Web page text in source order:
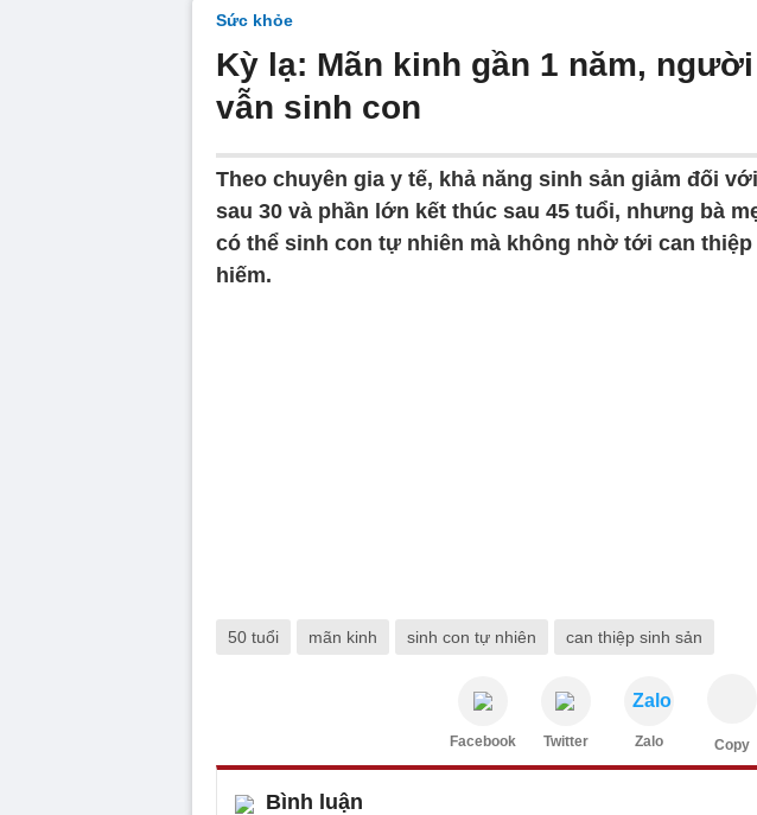
Sức khỏe
Kỳ lạ: Mãn kinh gần 1 năm,
vẫn sinh con
Theo chuyên gia y tế, khả năng sinh sản giảm đối
sau 30 và phần lớn kết thúc sau 45 tuổi, nhưng bà
có thể sinh con tự nhiên mà không nhờ tới can
hiếm.
50 tuổi mãn kinh sinh con tự nhiên can thiệp sinh sản
Facebook Twitter
Zalo
Zalo Copy
Bình luận